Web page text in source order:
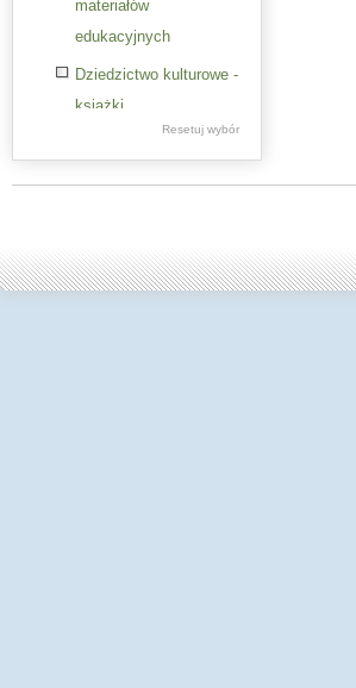
materiałów
edukacyjnych
Dziedzictwo kulturowe -
książki
Resetuj wybór